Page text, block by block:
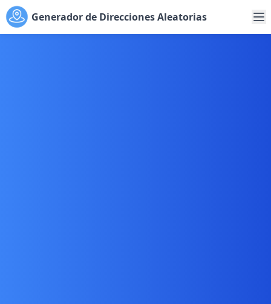
Generador de Direcciones Aleatorias